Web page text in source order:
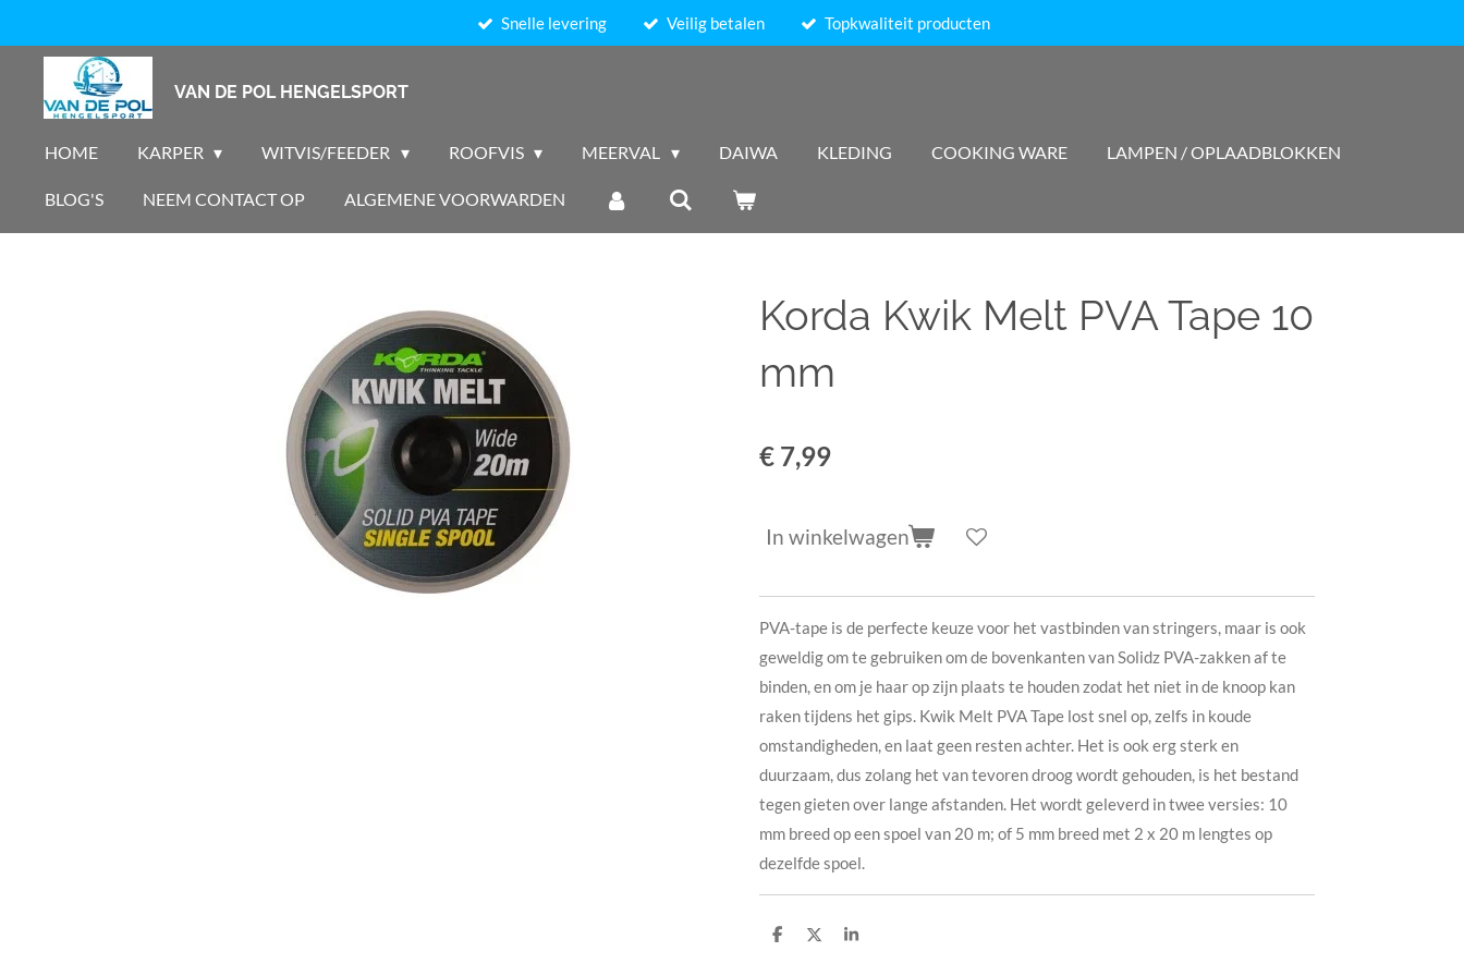
direct
Snelle levering Veilig betalen Topkwaliteit producten
VAN DE POL HENGELSPORT
HOME KARPER WITVIS/FEEDER ROOFVIS MEERVAL DAIWA KLEDING COOKING WARE LAMPEN / OPLAADBLOKKEN
BLOG'S NEEM CONTACT OP ALGEMENE VOORWARDEN
Korda Kwik Melt PVA Tape 10
mm
€ 7,99
In winkelwagen
PVA-tape is de perfecte keuze voor het vastbinden van stringers, maar is ook
geweldig om te gebruiken om de bovenkanten van Solidz PVA-zakken af te
binden, en om je haar op zijn plaats te houden zodat het niet in de knoop kan
raken tijdens het gips. Kwik Melt PVA Tape lost snel op, zelfs in koude
omstandigheden, en laat geen resten achter. Het is ook erg sterk en
duurzaam, dus zolang het van tevoren droog wordt gehouden, is het bestand
tegen gieten over lange afstanden. Het wordt geleverd in twee versies: 10
mm breed op een spoel van 20 m; of 5 mm breed met 2 x 20 m lengtes op
dezelfde spoel.
D
D
S